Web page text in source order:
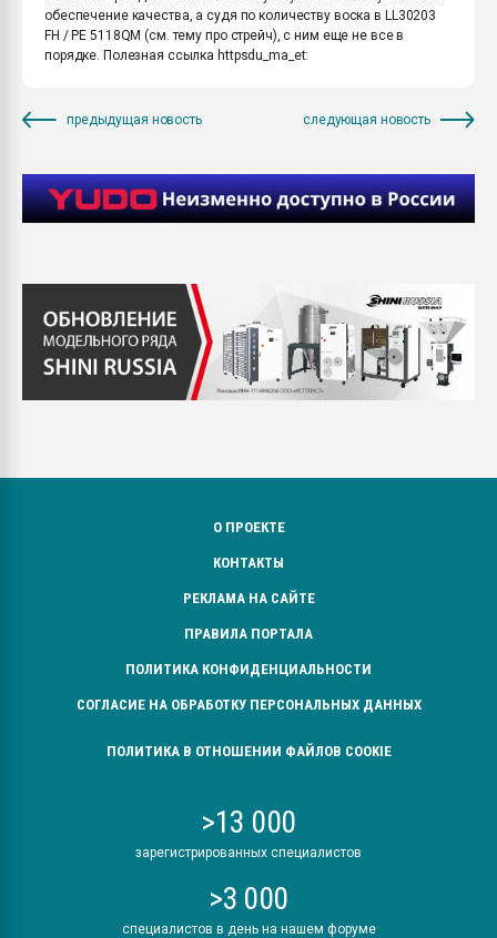
обеспечение качества, а судя по количеству воска в LL30203
FH / PE 5118QM (см. тему про стрейч), с ним еще не все в
порядке. Полезная ссылка httpsdu_ma_et:
предыдущая новость следующая новость
О ПРОЕКТЕ
КОНТАКТЫ
РЕКЛАМА НА САЙТЕ
ПРАВИЛА ПОРТАЛА
ПОЛИТИКА КОНФИДЕНЦИАЛЬНОСТИ
СОГЛАСИЕ НА ОБРАБОТКУ ПЕРСОНАЛЬНЫХ ДАННЫХ
ПОЛИТИКА В ОТНОШЕНИИ ФАЙЛОВ COOKIE
>13 000
зарегистрированных специалистов
>3 000
специалистов в день на нашем форуме